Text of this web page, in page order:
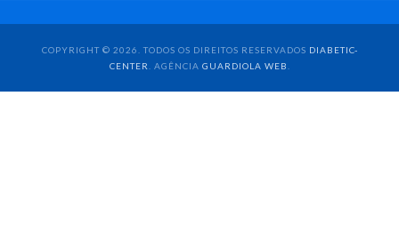
COPYRIGHT © 2026. TODOS OS DIREITOS RESERVADOS DIABETIC-
CENTER
. AGÊNCIA GUARDIOLA WEB